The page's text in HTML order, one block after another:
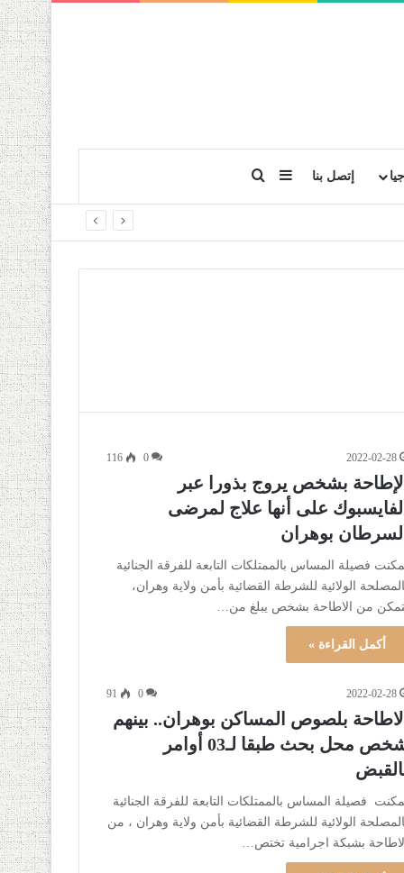
إتصل بنا إضافة عمود جانبي
2022-02-28
0
116
الإطاحة بشخص يروج بذورا عبر
الفايسبوك على أنها علاج لمرضى
السرطان بوهران
فصيلة المساس بالممتلكات التابعة للفرقة الجنائية
الولائية للشرطة القضائية بأمن ولاية وهران،
من الاطاحة بشخص يبلغ من…
أكمل القراءة »
2022-02-28
0
91
الاطاحة بلصوص المساكن بوهران.. بينهم
شخص محل بحث طبقا لـ03 أوامر
فصيلة المساس بالممتلكات التابعة للفرقة الجنائية
الولائية للشرطة القضائية بأمن ولاية وهران ، من
الاطاحة بشبكة اجرامية تختص…